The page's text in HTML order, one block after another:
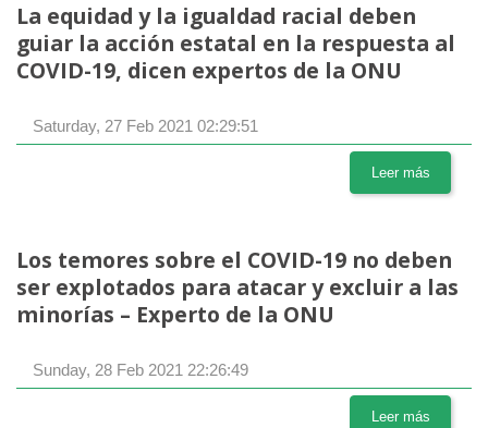
La equidad y la igualdad racial deben
guiar la acción estatal en la respuesta al
COVID-19, dicen expertos de la ONU
Saturday, 27 Feb 2021 02:29:51
Leer más
Los temores sobre el COVID-19 no deben
ser explotados para atacar y excluir a las
minorías – Experto de la ONU
Sunday, 28 Feb 2021 22:26:49
Leer más